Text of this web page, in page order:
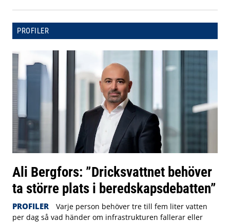
PROFILER
Ali Bergfors: ”Dricksvattnet behöver
ta större plats i beredskapsdebatten”
PROFILER
Varje person behöver tre till fem liter vatten
per dag så vad händer om infrastrukturen fallerar eller